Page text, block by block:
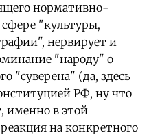
нормативно-
сфере "культуры,
нервирует и
"народу" о
"суверена" (да, здесь
РФ, ну что
именно в этой
на конкретного